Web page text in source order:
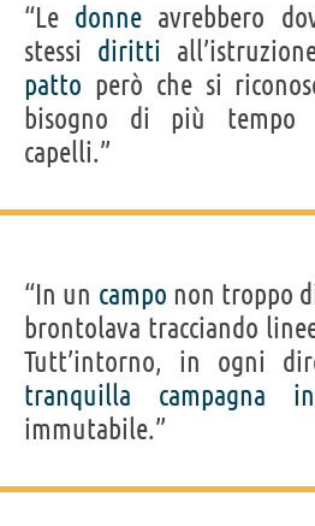
“Le donne avrebbero
stessi diritti
patto però che si
bisogno di più tempo
capelli.”
“In un campo non troppo
brontolava tracciando
Tutt’intorno, in ogni
tranquilla
campagna
immutabile.”